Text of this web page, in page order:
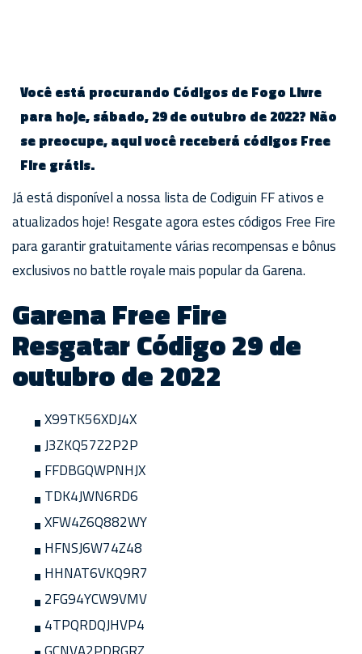
Você está procurando Códigos de Fogo Livre
para hoje, sábado, 29 de outubro de 2022? Não
se preocupe, aqui você receberá códigos Free
Fire grátis.
Já está disponível a nossa lista de Codiguin FF ativos e
atualizados hoje! Resgate agora estes códigos Free Fire
para garantir gratuitamente várias recompensas e bônus
exclusivos no battle royale mais popular da Garena.
Garena Free Fire
Resgatar Código 29 de
outubro de 2022
X99TK56XDJ4X
J3ZKQ57Z2P2P
FFDBGQWPNHJX
TDK4JWN6RD6
XFW4Z6Q882WY
HFNSJ6W74Z48
HHNAT6VKQ9R7
2FG94YCW9VMV
4TPQRDQJHVP4